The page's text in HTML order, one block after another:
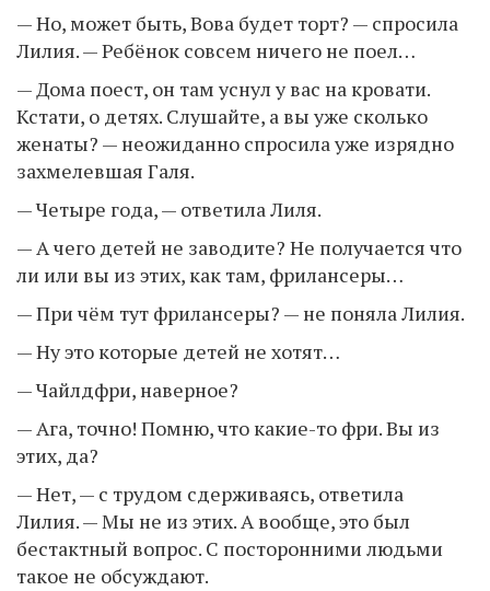
— Но, может быть, Вова будет торт? — спросила
Лилия. — Ребёнок совсем ничего не поел…
— Дома поест, он там уснул у вас на кровати.
Кстати, о детях. Слушайте, а вы уже сколько
женаты? — неожиданно спросила уже изрядно
захмелевшая Галя.
— Четыре года, — ответила Лиля.
— А чего детей не заводите? Не получается что
ли или вы из этих, как там, фрилансеры…
— При чём тут фрилансеры? — не поняла Лилия.
— Ну это которые детей не хотят…
— Чайлдфри, наверное?
— Ага, точно! Помню, что какие-то фри. Вы из
этих, да?
— Нет, — с трудом сдерживаясь, ответила
Лилия. — Мы не из этих. А вообще, это был
бестактный вопрос. С посторонними людьми
такое не обсуждают.